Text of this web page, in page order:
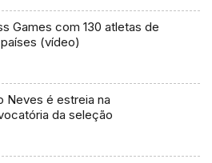
Games com 130 atletas de
(vídeo)
Neves é estreia na
da seleção